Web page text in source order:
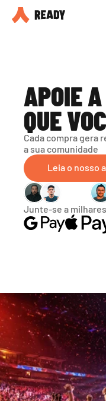
Seja
APOIE
QUE
Cada compra gera
a sua comunidade
Leia o nosso
Junte-se a